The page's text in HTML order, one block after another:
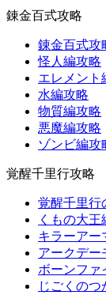
錬金百式攻略
錬金百式攻
怪人編攻略
エレメント
水編攻略
物質編攻略
悪魔編攻略
ゾンビ編攻
覚醒千里行攻略
覚醒千里行
くもの大王
キラーアー
アークデー
ボーンファ
じごくのつ